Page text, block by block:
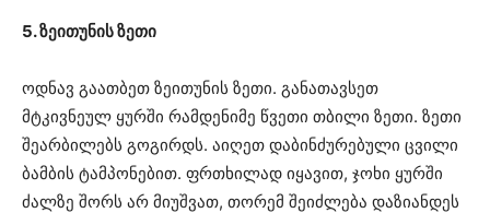
5. ზეითუნის ზეთი
ოდნავ გაათბეთ ზეითუნის ზეთი. განათავსეთ
მტკივნეულ ყურში რამდენიმე წვეთი თბილი ზეთი. ზეთი
შეარბილებს გოგირდს. აიღეთ დაბინძურებული ცვილი
ბამბის ტამპონებით. ფრთხილად იყავით, ჯოხი ყურში
ძალზე შორს არ მიუშვათ, თორემ შეიძლება დაზიანდეს